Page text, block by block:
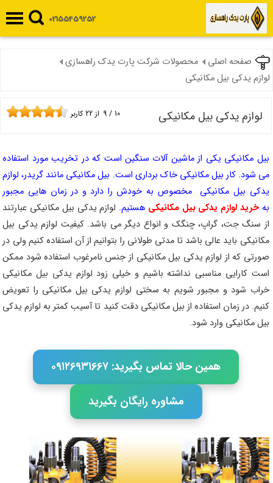
02155459252
صفحه اصلی
محصولات شرکت پارت یدک راهسازی
لوازم یدکی بیل مکانیکی
لوازم یدکی بیل مکانیکی 9 / 10 از 22 کاربر
بیل مکانیکی یکی از ماشین آلات سنگین است که در تخریب مورد استفاده
می شود. کار بیل مکانیکی خاک برداری است. بیل مکانیکی مانند گریدر، لوازم
یدکی بیل مکانیکی مخصوص به خودش را دارد و در زمان هایی مجبور
بهخرید لوازم یدکی بیل مکانیکی هستیم. لوازم یدکی بیل مکانیکی عبارتند
از سنگ جت، گراپ، چنگک و انواع دیگر می باشد. کیفیت لوازم یدکی بیل
مکانیکی باید عالی باشد تا مدتی طولانی را بتوانیم از آن استفاده کنیم ولی در
صورتی که از لوازم یدکی بیل مکانیکی از جنس نامرغوب استفاده شود ممکن
است کارایی مناسبی نداشته باشیم و خیلی زود لوازم یدکی بیل مکانیکی
خراب شود و مجبور شویم به سختی لوازم یدکی بیل مکانیکی را تعویض
کنیم. در زمان استفاده از بیل مکانیکی دقت کنید تا آسیب کمتر به لوازم یدکی
بیل مکانیکی وارد شود.
همین حالا تماس بگیرید: ۰۹۱۲۶۹۳۱۶۶۷
مشاوره رایگان بگیرید